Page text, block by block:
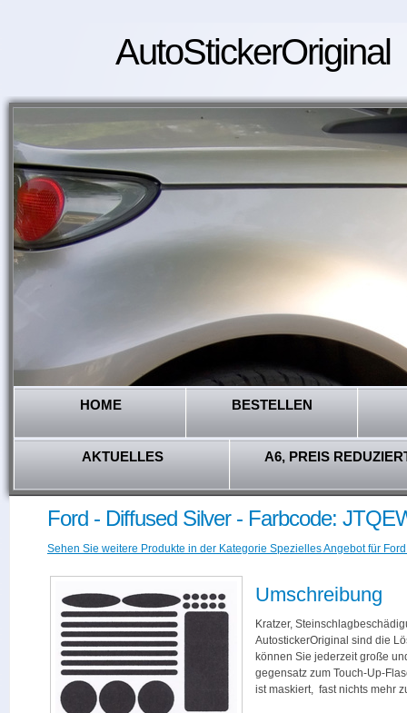
AutoStickerOriginal
HOME BESTELLEN
AKTUELLES A6, PREIS
Ford - Diffused Silver - Farbcode:
Sehen Sie weitere Produkte in der Kategorie Spezielles Angebot für
Umschreibung
Kratzer,
AutostickerOriginal sind die
können Sie jederzeit große
gegensatz zum Touch-Up-
ist maskiert, fast nichts mehr